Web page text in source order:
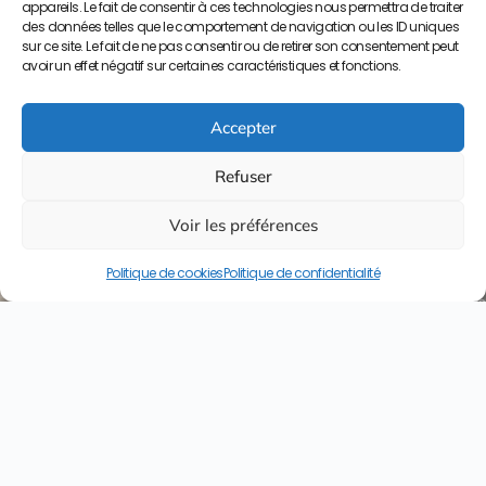
appareils. Le fait de consentir à ces technologies nous permettra de traiter
des données telles que le comportement de navigation ou les ID uniques
sur ce site. Le fait de ne pas consentir ou de retirer son consentement peut
avoir un effet négatif sur certaines caractéristiques et fonctions.
Accepter
Refuser
Voir les préférences
Politique de cookiesPolitique de confidentialité
52
17 51
Meknès